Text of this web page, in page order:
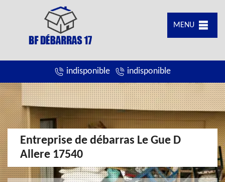
MENU
indisponible indisponible
Entreprise de débarras Le Gue D
Allere 17540